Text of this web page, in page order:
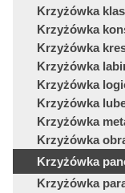
Krzyżówka
Krzyżówka
Krzyżówka
Krzyżówka
Krzyżówka
Krzyżówka
Krzyżówka
Krzyżówka
Krzyżówka
Krzyżówka